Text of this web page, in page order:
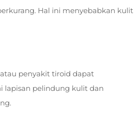
Hal ini menyebabkan kulit
atau penyakit tiroid dapat
lapisan pelindung kulit dan